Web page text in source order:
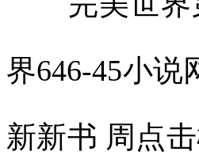
界646-45小
新新书 周点